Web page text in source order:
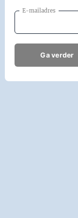
E-mailadres
Ga verder